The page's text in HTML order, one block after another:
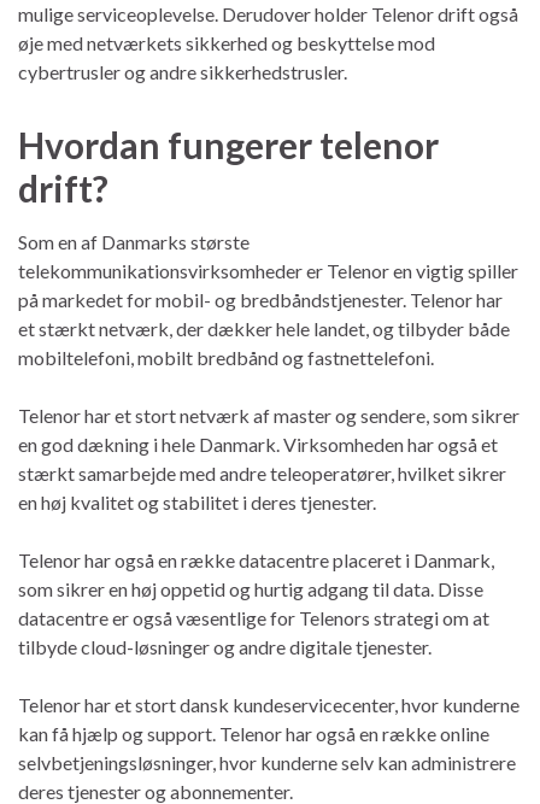
mulige serviceoplevelse. Derudover holder Telenor drift også
øje med netværkets sikkerhed og beskyttelse mod
cybertrusler og andre sikkerhedstrusler.
Hvordan fungerer telenor
drift?
Som en af Danmarks største
telekommunikationsvirksomheder er Telenor en vigtig spiller
på markedet for mobil- og bredbåndstjenester. Telenor har
et stærkt netværk, der dækker hele landet, og tilbyder både
mobiltelefoni, mobilt bredbånd og fastnettelefoni.
Telenor har et stort netværk af master og sendere, som sikrer
en god dækning i hele Danmark. Virksomheden har også et
stærkt samarbejde med andre teleoperatører, hvilket sikrer
en høj kvalitet og stabilitet i deres tjenester.
Telenor har også en række datacentre placeret i Danmark,
som sikrer en høj oppetid og hurtig adgang til data. Disse
datacentre er også væsentlige for Telenors strategi om at
tilbyde cloud-løsninger og andre digitale tjenester.
Telenor har et stort dansk kundeservicecenter, hvor kunderne
kan få hjælp og support. Telenor har også en række online
selvbetjeningsløsninger, hvor kunderne selv kan administrere
deres tjenester og abonnementer.